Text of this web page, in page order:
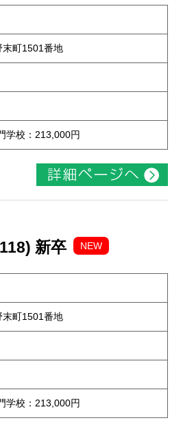
町1501番地
学校：213,000円
新卒 NEW
町1501番地
学校：213,000円